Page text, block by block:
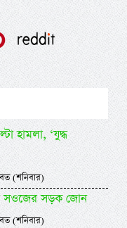
হামলা, ‘যুদ্ধ
(শনিবার)
সওজের সড়ক জোন
(শনিবার)